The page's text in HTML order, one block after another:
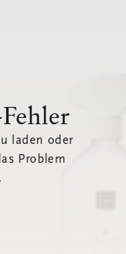
laden oder
Problem